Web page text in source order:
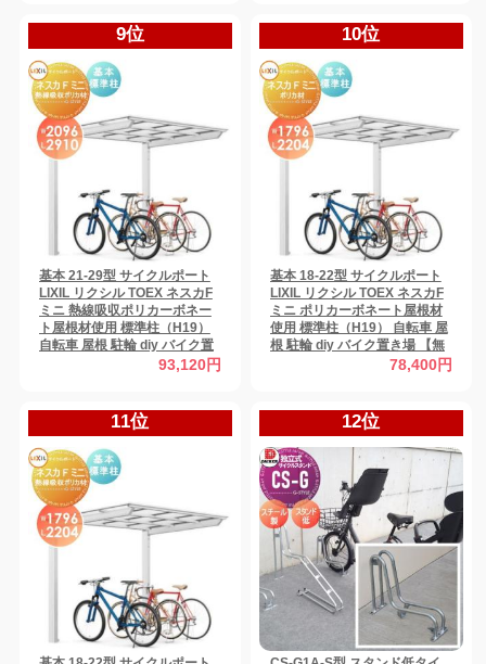
9位
基本 21-29型 サイクルポート
LIXIL リクシル TOEX ネスカF
ミニ 熱線吸収ポリカーボネー
ト屋根材使用 標準柱（H19）
自転車 屋根 駐輪 diy バイク置
き場 【無料★特典対象】93,120円
10位
基本 18-22型 サイクルポート
LIXIL リクシル TOEX ネスカF
ミニ ポリカーボネート屋根材
使用 標準柱（H19） 自転車 屋
根 駐輪 diy バイク置き場 【無
78,400円
11位 12位